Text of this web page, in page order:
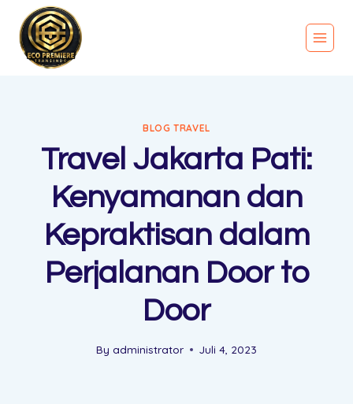
BLOG TRAVEL
Travel Jakarta Pati:
Kenyamanan dan
Kepraktisan dalam
Perjalanan Door to
Door
By administrator Juli 4, 2023